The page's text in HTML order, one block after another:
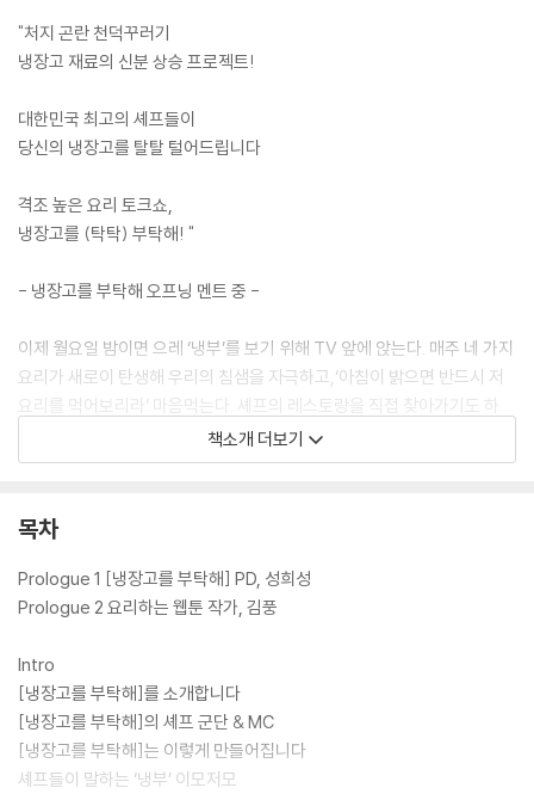
"처지 곤란 천덕꾸러기
냉장고 재료의 신분 상승 프로젝트!
대한민국 최고의 셰프들이
당신의 냉장고를 탈탈 털어드립니다
격조 높은 요리 토크쇼,
냉장고를 (탁탁) 부탁해! "
- 냉장고를 부탁해 오프닝 멘트 중 -
이제 월요일 밤이면 으레 ‘냉부’를 보기 위해 TV 앞에 앉는다. 매주 네 가지
요리가 새로이 탄생해 우리의 침샘을 자극하고,‘아침이 밝으면 반드시 저
요리를 먹어보리라’ 마음먹는다. 셰프의 레스토랑을 직접 찾아가기도 하
고, 아쉬운 대로 비슷한 메뉴를 사 먹기도 한다. 그런가 하면 냉장고를 뒤져
직접 만들어 먹는 이들도 참 많다. 안타까운 건 어제 분명 본방 사수하며 재
흘러가버린다. 이 책이 필요한 이유다! 이 책은 ‘냉부’ 속 인기 메뉴 92개의
부탁해] 공식 레시피북이다.
책소개 더보기
목차
Prologue 1 [냉장고를 부탁해] PD, 성희성
Prologue 2 요리하는 웹툰 작가, 김풍
Intro
[냉장고를 부탁해]를 소개합니다
[냉장고를 부탁해]의 셰프 군단 & MC
[냉장고를 부탁해]는 이렇게 만들어집니다
셰프들이 말하는 ‘냉부’ 이모저모